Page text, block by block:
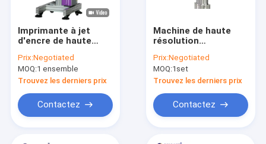
Imprimante à jet
d'encre de haute
CYCJET UV Ink
ALT500UV Logo
Inkjet Printer
Prix:Negotiated
MOQ:1 ensemble
Trouvez les derniers prix
Contactez
Machine de haute
résolution
l'encre de colorant
de l'imprimante à jet
d'encre de CYCJET
PIJ
Prix:Negotiated
MOQ:1set
Trouvez les derniers prix
Contactez